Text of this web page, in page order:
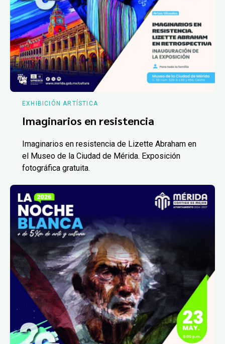
EXHIBICIÓN ARTÍSTICA
Imaginarios en resistencia
Imaginarios en resistencia de Lizette Abraham en
el Museo de la Ciudad de Mérida. Exposición
fotográfica gratuita.